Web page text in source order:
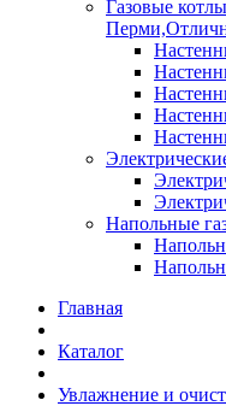
Газовые
Напольные
Главная
Каталог
Увлажнение и